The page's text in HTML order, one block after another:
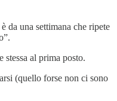
da una settimana che ripete
stessa al prima posto.
(quello forse non ci sono